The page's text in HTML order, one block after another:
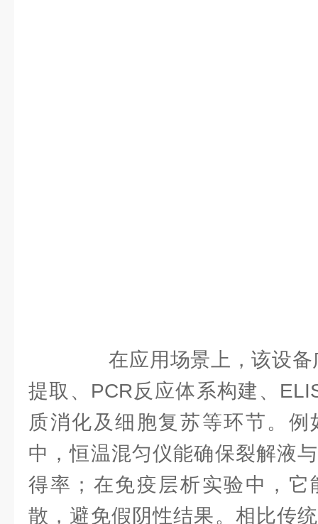
在应用场景上，该设备
提取、PCR反应体系构建、
质消化及细胞复苏等环节。
中，恒温混匀仪能确保裂解液
得率；在免疫层析实验中，它
散，避免假阴性结果。相比传